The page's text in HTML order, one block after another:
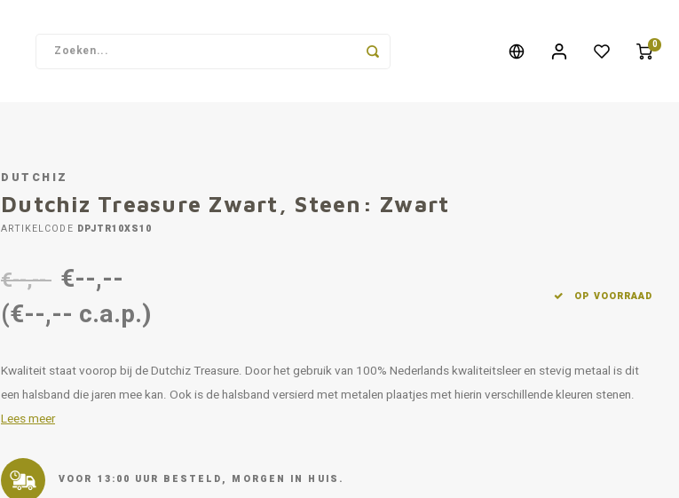
0
DUTCHIZ
Dutchiz Treasure Zwart, Steen: Zwart
ARTIKELCODE DPJTR10XS10
€--,-- €--,--
(€--,-- c.a.p.)
OP VOORRAAD
Kwaliteit staat voorop bij de Dutchiz Treasure. Door het gebruik van 100% Nederlands kwaliteitsleer en stevig metaal is dit
een halsband die jaren mee kan. Ook is de halsband versierd met metalen plaatjes met hierin verschillende kleuren stenen.
Lees meer
VOOR 13:00 UUR BESTELD, MORGEN IN HUIS.